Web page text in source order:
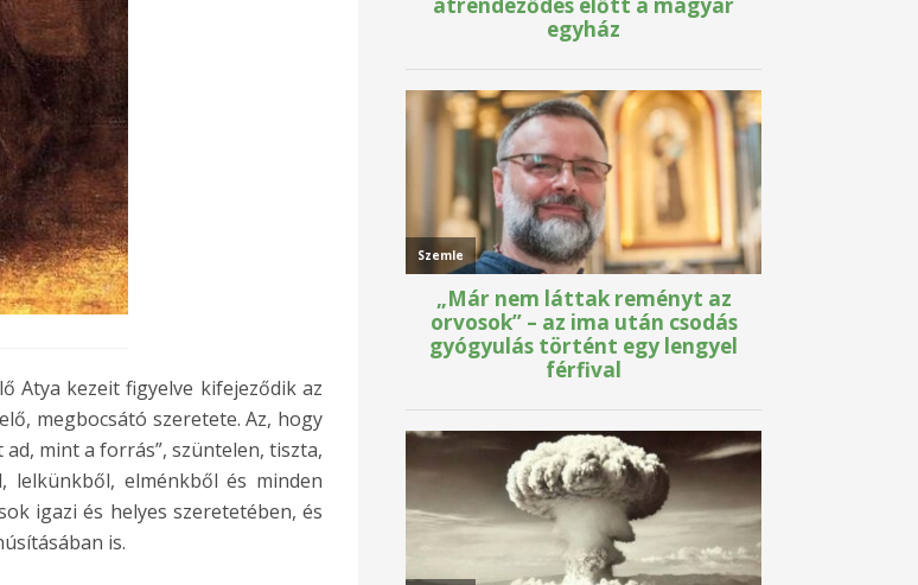
Atya kezeit figyelve kifejeződik az
megbocsátó szeretete. Az, hogy
mint a forrás”, szüntelen, tiszta,
lelkünkből, elménkből és minden
igazi és helyes szeretetében, és
is.